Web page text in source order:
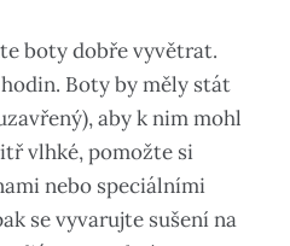
boty dobře vyvětrat.
Boty by měly stát
aby k nim mohl
vlhké, pomožte si
nebo speciálními
se vyvarujte sušení na